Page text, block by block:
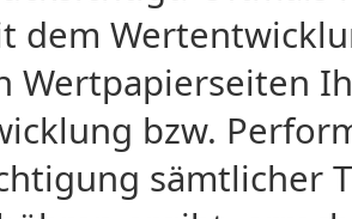
dem
Wertpapierseiten
bzw.
sämtlicher